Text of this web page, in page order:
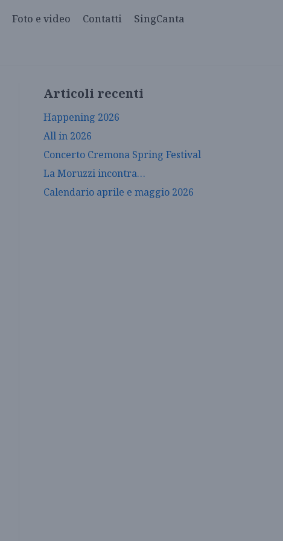
Foto e video Contatti SingCanta
Articoli recenti
Happening 2026
All in 2026
Concerto Cremona Spring Festival
La Moruzzi incontra…
Calendario aprile e maggio 2026